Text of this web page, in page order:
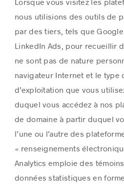
nous utilisions des outils de
par des tiers, tels que
LinkedIn Ads, pour recueillir
ne sont pas de nature
navigateur Internet et le type
d’exploitation que vous
duquel vous accédez à nos
de domaine à partir duquel
l’une ou l’autre des
« renseignements
Analytics emploie des
données statistiques en